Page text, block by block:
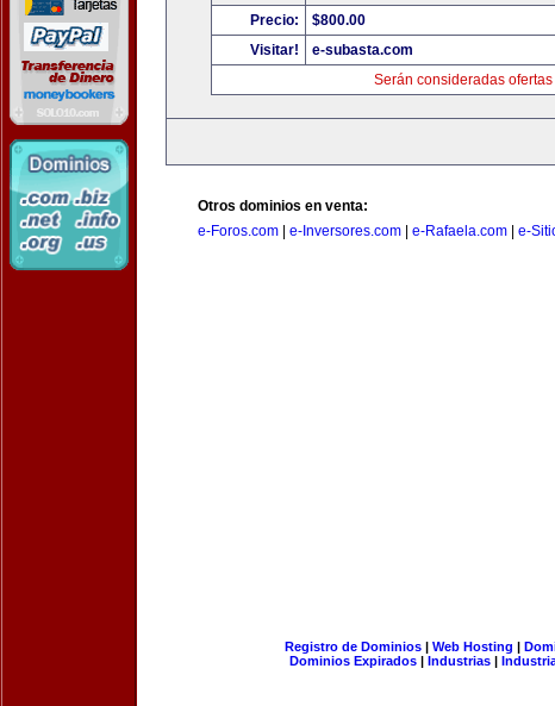
Precio:
$800.00
Visitar!
e-subasta.com
Serán consideradas ofertas
Otros dominios en venta:
e-Foros.com
e-Inversores.com e-Rafaela.com e-
Registro de Dominios| Web Hosting |
Dominios Expirados | Industrias |